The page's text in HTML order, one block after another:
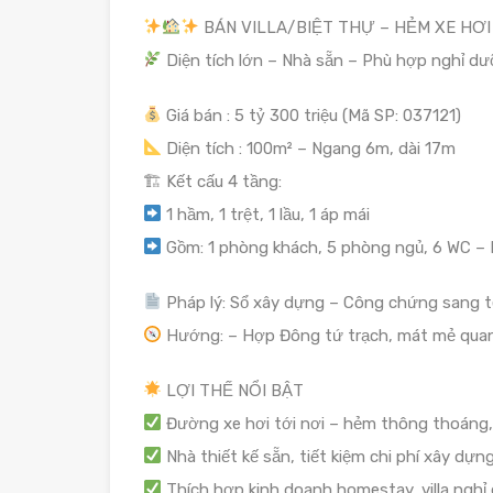
BÁN VILLA/BIỆT THỰ – HẺM XE
Diện tích lớn – Nhà sẵn – Phù hợp nghỉ
Giá bán : 5 tỷ 300 triệu (Mã SP: 037121)
Diện tích : 100m² – Ngang 6m, dài 17m
🏗 Kết cấu 4 tầng:
1 hầm, 1 trệt, 1 lầu, 1 áp mái
Gồm: 1 phòng khách, 5 phòng ngủ, 6 WC
Pháp lý: Sổ xây dựng – Công chứng sang
Hướng: – Hợp Đông tứ trạch, mát mẻ
LỢI THẾ NỔI BẬT
Đường xe hơi tới nơi – hẻm thông
Nhà thiết kế sẵn, tiết kiệm chi phí xây